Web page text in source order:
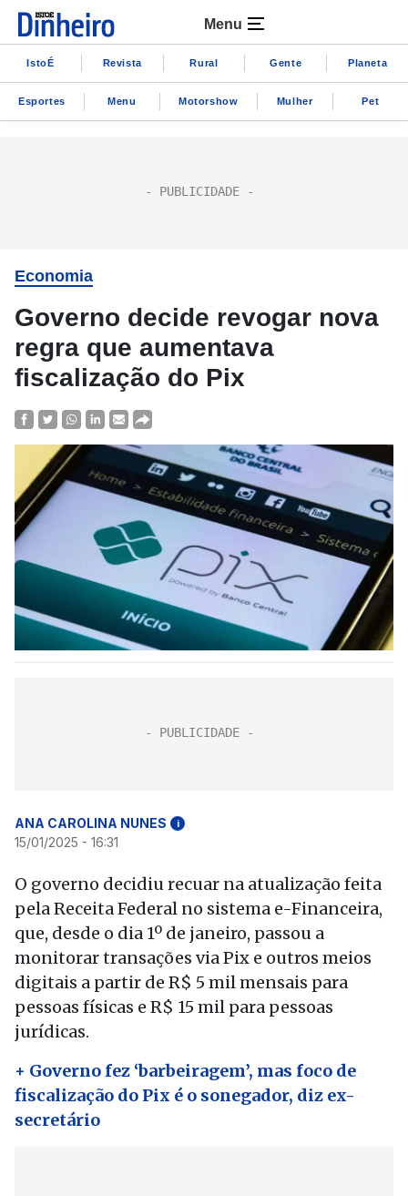
Menu
IstoÉ Revista Rural Gente Planeta
Esportes Menu Motorshow Mulher Pet
Economia
Governo decide revogar nova
regra que aumentava
fiscalização do Pix
ANA CAROLINA NUNES i
15/01/2025 - 16:31
O governo decidiu recuar na atualização feita
pela Receita Federal no sistema e-Financeira,
que, desde o dia 1º de janeiro, passou a
monitorar transações via Pix e outros meios
digitais a partir de R$ 5 mil mensais para
pessoas físicas e R$ 15 mil para pessoas
jurídicas.
+ Governo fez ‘barbeiragem’, mas foco de
fiscalização do Pix é o sonegador, diz ex-
secretário